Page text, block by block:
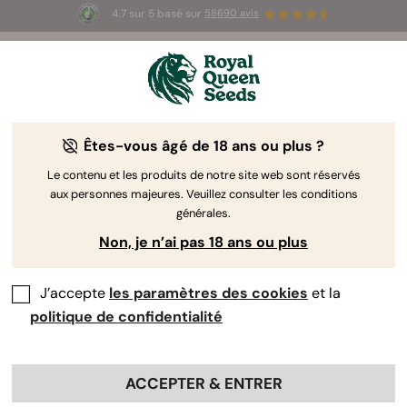
4.7 sur 5 basé sur 58690 avis
3 graines White Widow AutoGRATUITES pour les
Auteur RQS :Journaliste spécialiste du cannabis et du
Luke Sholl
J’écris sur : Cannabis, CBD,
Cannabinoïdes, THC, Sciences
Profils professionnels :
Êtes-vous âgé de 18 ans ou plus ?
Le contenu et les produits de notre site web sont réservés
aux personnes majeures. Veuillez consulter les conditions
générales.
Non, je n’ai pas 18 ans ou plus
J’accepte les paramètres des cookies et la
politique de confidentialité
ACCEPTER & ENTRER